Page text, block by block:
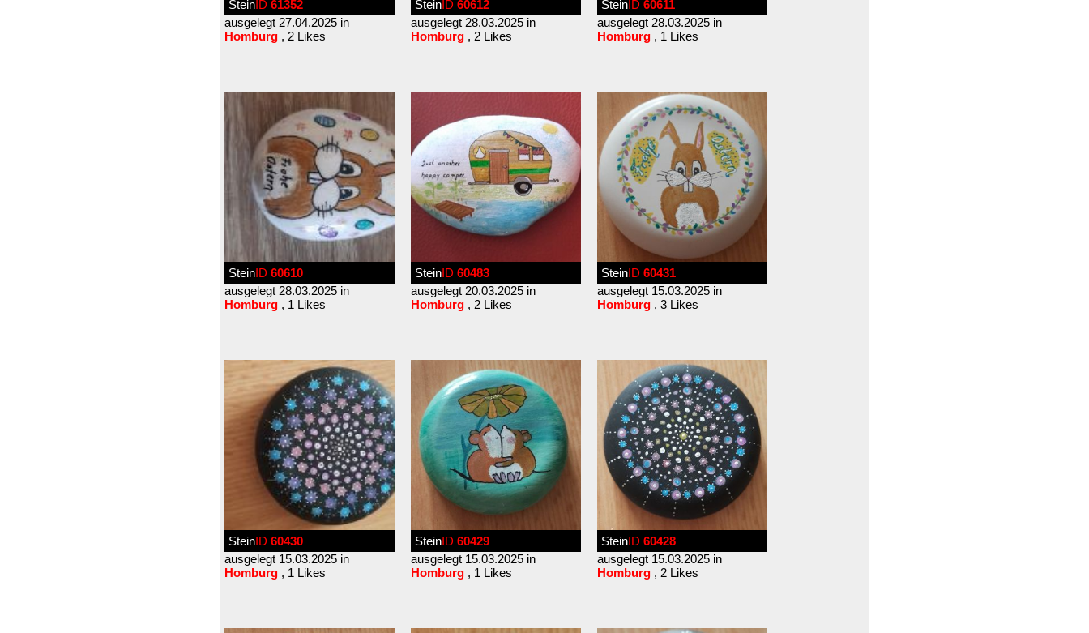
SteinID 61352
ausgelegt 27.04.2025 in
Homburg , 2 Likes
SteinID 60612
ausgelegt 28.03.2025 in
Homburg , 2 Likes
SteinID 60611
ausgelegt 28.03.2025 in
Homburg , 1 Likes
SteinID 60610
ausgelegt 28.03.2025 in
Homburg , 1 Likes
SteinID 60483
ausgelegt 20.03.2025 in
Homburg , 2 Likes
SteinID 60431
ausgelegt 15.03.2025 in
Homburg , 3 Likes
SteinID 60430
ausgelegt 15.03.2025 in
Homburg , 1 Likes
SteinID 60429
ausgelegt 15.03.2025 in
Homburg , 1 Likes
SteinID 60428
ausgelegt 15.03.2025 in
Homburg , 2 Likes